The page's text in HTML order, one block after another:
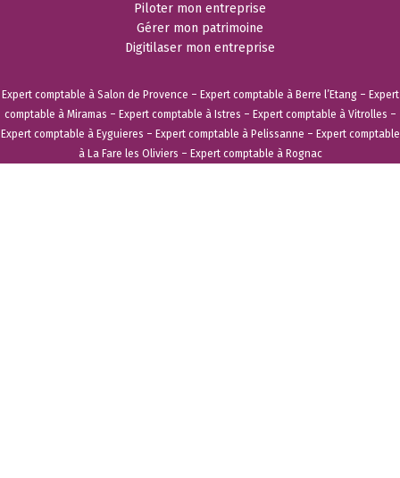
Piloter mon entreprise
Gérer mon patrimoine
Digitilaser mon entreprise
Expert comptable à Salon de Provence – Expert comptable à Berre l’Etang– Expert
comptable à Miramas – Expert comptable à Istres – Expert comptable à Vitrolles –
Expert comptable à Eyguieres – Expert comptable à Pelissanne – Expert comptable
à La Fare les Oliviers – Expert comptable à Rognac